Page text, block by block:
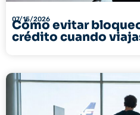
07/15/2026
Cómo evitar
crédito cuando